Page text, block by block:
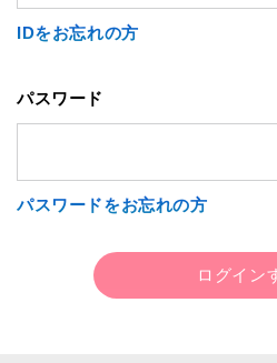
IDをお忘れの方
パスワード
パスワードをお忘れの方